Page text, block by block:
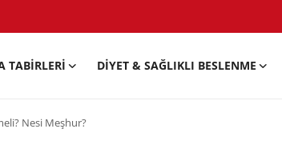
TABIRLERI DIYET & SAĞLIKLI BESLENME
Nesi Meşhur?